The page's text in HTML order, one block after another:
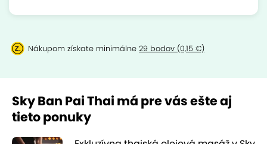
Nákupom získate minimálne 29 bodov (0,15 €)
Sky Ban Pai Thai má pre vás ešte aj
tieto ponuky